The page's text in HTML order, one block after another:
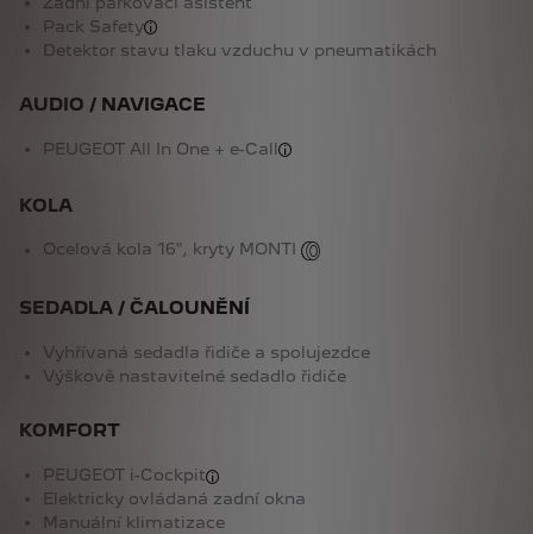
Pack Safety
Detektor stavu tlaku vzduchu v pneumatikách
AUDIO / NAVIGACE
PEUGEOT All In One + e-Call
KOLA
Ocelová kola 16", kryty MONTI
SEDADLA / ČALOUNĚNÍ
Vyhřívaná sedadla řidiče a spolujezdce
Výškově nastavitelné sedadlo řidiče
KOMFORT
PEUGEOT i-Cockpit
Elektricky ovládaná zadní okna
Manuální klimatizace